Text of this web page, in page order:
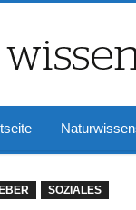
SOZIALES